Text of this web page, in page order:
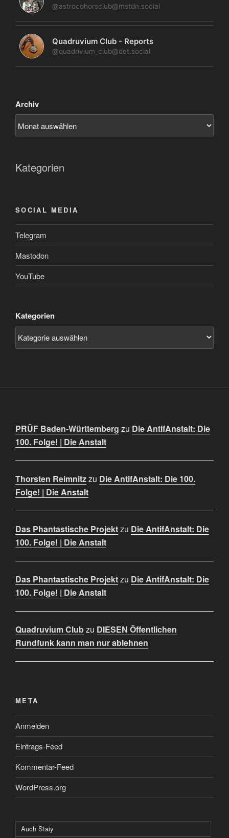
@astrocohorsclub@mstdn.social
Quadruvium Club - Reports
@quadrivium_club@det.social
Archiv
Kategorien
SOCIAL MEDIA
Telegram
Mastodon
YouTube
Kategorien
PRÜF Baden-Württemberg zu Die AntifAnstalt: Die
100. Folge! | Die Anstalt
Thorsten Reimnitzzu Die AntifAnstalt: Die 100.
Folge! | Die Anstalt
Das Phantastische Projektzu Die AntifAnstalt: Die
100. Folge! | Die Anstalt
Das Phantastische Projektzu Die AntifAnstalt: Die
100. Folge! | Die Anstalt
Quadruvium Clubzu DIESEN Öffentlichen
Rundfunk kann man nur ablehnen
META
Anmelden
Eintrags-Feed
Kommentar-Feed
WordPress.org
Auch Staiy